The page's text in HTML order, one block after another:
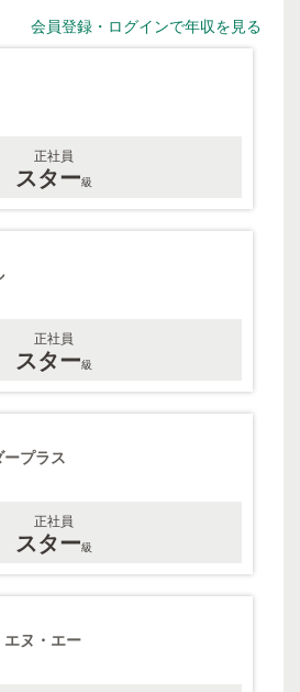
会員登録・ログインで年収を見る
正社員
スター級
正社員
スター級
プラス
正社員
スター級
ヌ・エー